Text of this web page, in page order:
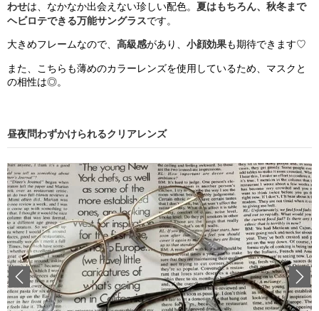
わせは、なかなか出会えない珍しい配色。 夏はもちろん、秋冬まで
ヘビロテできる万能サングラスです。
大きめフレームなので、 高級感があり、 小顔効果も期待できます♡
また、こちらも薄めのカラーレンズを使用しているため、マスクと
の相性は◎。
昼夜問わずかけられるクリアレンズ
Previous